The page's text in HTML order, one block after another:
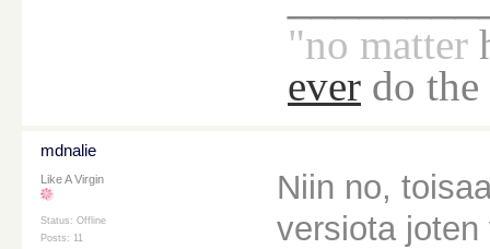
"no matter
ever do
mdnalie
Like A Virgin
Status: Offline
Posts: 11
Niin no,
versiota